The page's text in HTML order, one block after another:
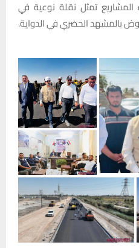
تمثل نقلة نوعية في
بالمشهد الحضري في الدواية.